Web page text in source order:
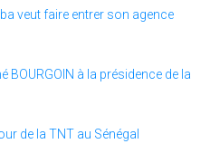
veut faire entrer son agence
BOURGOIN à la présidence de la
de la TNT au Sénégal